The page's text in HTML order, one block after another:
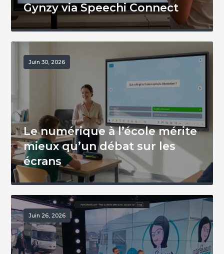
Gynzy via Speechi Connect
Juin 30, 2026
Le numérique à l’école mérite
mieux qu’un débat sur les
écrans
Juin 26, 2026